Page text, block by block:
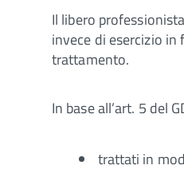
Il libero
invece di esercizio in
trattamento.
In base all’art. 5 del
trattati in